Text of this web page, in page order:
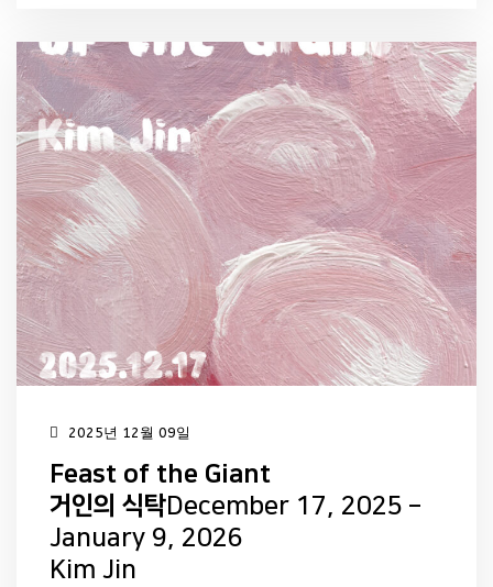
2025년 12월 09일
Feast of the Giant
거인의 식탁December 17, 2025 –
January 9, 2026
Kim Jin